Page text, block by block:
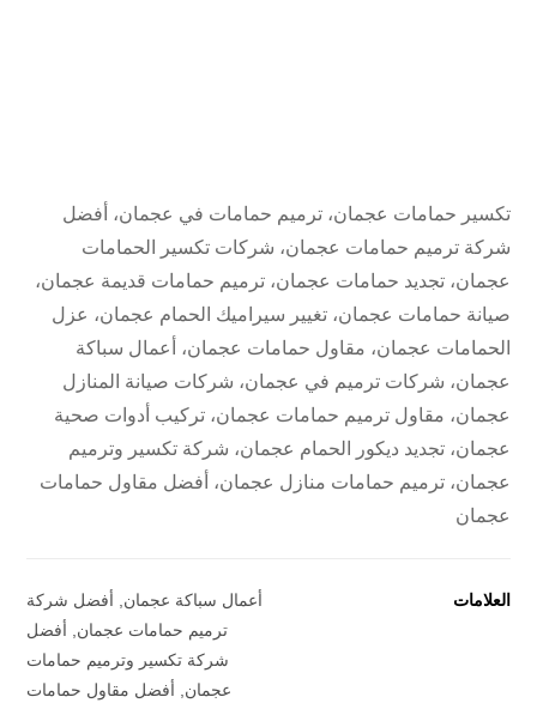
تكسير حمامات عجمان، ترميم حمامات في عجمان، أفضل
شركة ترميم حمامات عجمان، شركات تكسير الحمامات
عجمان، تجديد حمامات عجمان، ترميم حمامات قديمة عجمان،
صيانة حمامات عجمان، تغيير سيراميك الحمام عجمان، عزل
الحمامات عجمان، مقاول حمامات عجمان، أعمال سباكة
عجمان، شركات ترميم في عجمان، شركات صيانة المنازل
عجمان، مقاول ترميم حمامات عجمان، تركيب أدوات صحية
عجمان، تجديد ديكور الحمام عجمان، شركة تكسير وترميم
عجمان، ترميم حمامات منازل عجمان، أفضل مقاول حمامات
عجمان
العلامات أعمال سباكة عجمان
أفضل شركة
ترميم حمامات عجمان
أفضل
شركة تكسير وترميم حمامات
عجمان
أفضل مقاول حمامات